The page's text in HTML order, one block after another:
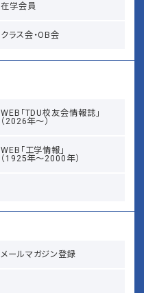
在学会員
クラス会・OB会
WEB「TDU校友会情報誌」
（2026年～）
WEB「工学情報」
（1925年～2000年）
メールマガジン登録